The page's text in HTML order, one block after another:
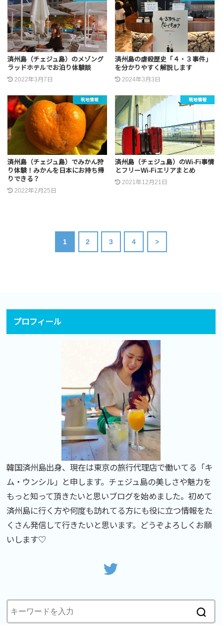
済州島（チェジュ島）のメゾング
ラッドホテルでお泊り体験談
2022年3月7日
済州島の虐殺歴史「４・３事件」
を分かりやすく解説します
2024年3月3日
現地情報
済州島（チェジュ島）でみかん狩
り体験！みかんを日本にお持ち帰
りできる？
2022年2月25日
現地情報
済州島（チェジュ島）のWi-Fi事情
とフリーWi-Fiエリアまとめ
2021年12月21日
1 2 3 4 >
プロフィール
韓国済州島出身、現在は東京の旅行代理店で働いてる「キ
ム・ウンシル」と申します。チェジュ島の美しさや魅力を
もっと知って頂きたいと思いブログを始めました。初めて
済州島に行く方や何度も訪れてる方にも役に立つ情報をた
くさん発信して行きたいと思います。どうぞよろしくお願
いします♡